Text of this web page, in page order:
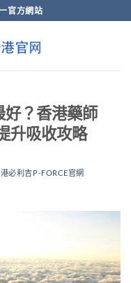
官方網站
好？香港藥師
升吸收攻略
必利吉P-FORCE官網